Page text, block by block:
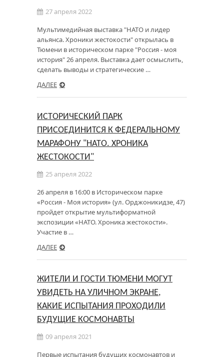
27 апреля 2022
Мультимедийная выставка "НАТО и лидер
альянса. Хроники жестокости" открылась в
Тюмени в историческом парке "Россия - моя
история" 26 апреля. Выставка дает осмыслить,
сделать выводы и стратегические …
ДАЛЕЕ
ИСТОРИЧЕСКИЙ ПАРК
ПРИСОЕДИНИТСЯ К ФЕДЕРАЛЬНОМУ
МАРАФОНУ "НАТО. ХРОНИКА
ЖЕСТОКОСТИ"
25 апреля 2022
26 апреля в 16:00 в Историческом парке
«Россия - Моя история» (ул. Орджоникидзе, 47)
пройдет открытие мультиформатной
экспозиции «НАТО. Хроника жестокости».
Участие в …
ДАЛЕЕ
ЖИТЕЛИ И ГОСТИ ТЮМЕНИ МОГУТ
УВИДЕТЬ НА УЛИЧНОМ ЭКРАНЕ,
КАКИЕ ИСПЫТАНИЯ ПРОХОДИЛИ
БУДУЩИЕ КОСМОНАВТЫ
09 апреля 2021
Первые испытания будущих космонавтов и